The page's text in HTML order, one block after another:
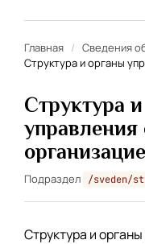
Главная / Сведения
Структура и органы
Структура
управления
Подраздел /sveden/
Структура и